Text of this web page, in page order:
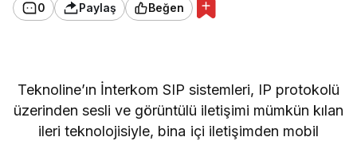
0 Paylaş Beğen
Teknoline’ın İnterkom SIP sistemleri, IP protokolü
üzerinden sesli ve görüntülü iletişimi mümkün kılan
ileri teknolojisiyle, bina içi iletişimden mobil